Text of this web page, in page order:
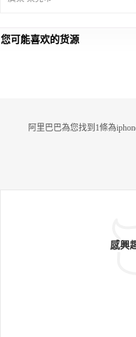
您可能喜欢的货源
阿里巴巴為您找到1條為
感興